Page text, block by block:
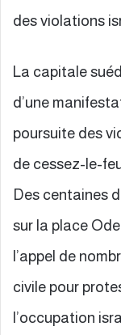
des violations
La capitale
d’une
poursuite des
de cessez-le-
Des centaines
sur la place
l’appel de
civile pour
l’occupation